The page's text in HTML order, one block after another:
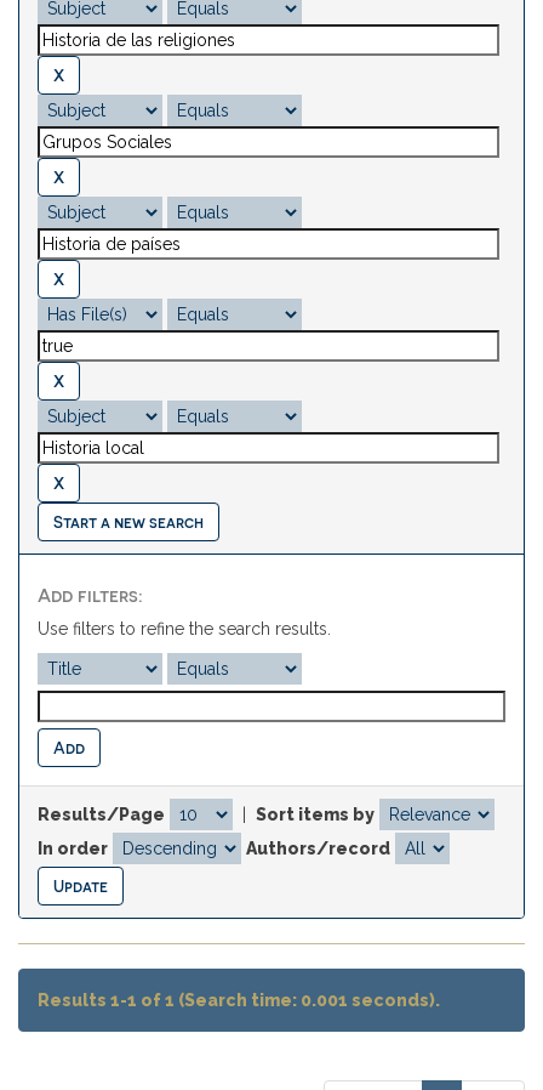
Start a new search
Add filters:
Use filters to refine the search results.
Results/Page
Sort items by
In order
Authors/record
Results 1-1 of 1 (Search time: 0.001 seconds).